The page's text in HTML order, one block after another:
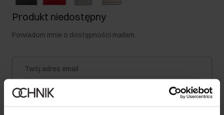
Produkt niedostępny
Powiadom mnie o dostępności mailem.
Twój adres email